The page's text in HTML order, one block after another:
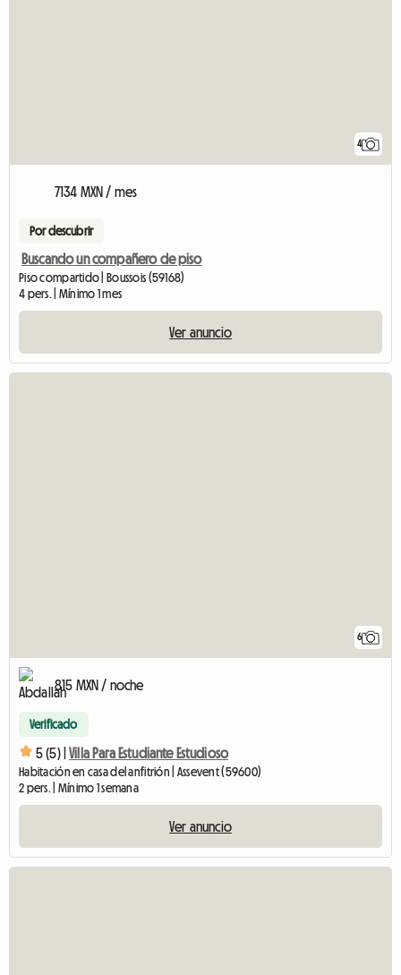
4
7134 MXN / mes
Por descubrir
Buscando un compañero de piso
Piso compartido | Boussois (59168)
4 pers. | Mínimo 1 mes
Ver anuncio
6
815 MXN / noche
Verificado
5 (5) | Villa Para Estudiante Estudioso
Habitación en casa del anfitrión | Assevent (59600)
2 pers. | Mínimo 1 semana
Ver anuncio